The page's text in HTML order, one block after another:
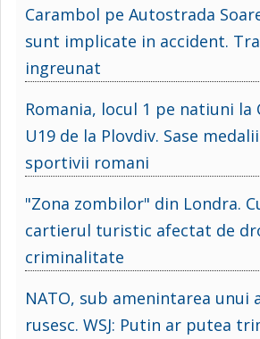
Carambol pe Autostrada
sunt implicate in accident.
ingreunat
Romania, locul 1 pe natiuni la
U19 de la Plovdiv. Sase
sportivii romani
"Zona zombilor" din Londra.
cartierul turistic afectat de
criminalitate
NATO, sub amenintarea unui
rusesc. WSJ: Putin ar putea